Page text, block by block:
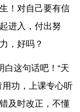
！对自己要有信
进入，付出努
，好吗？
白这句话吧！“天
功，上课专心听
及时改正，不懂